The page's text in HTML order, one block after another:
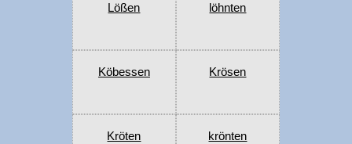
Lößen löhnten
Köbessen Krösen
Kröten krönten